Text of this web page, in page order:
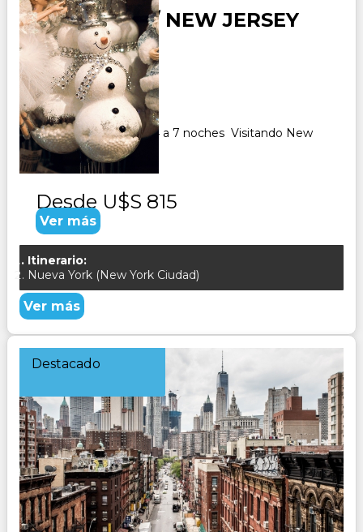
NEW YORK / NEW JERSEY
OFERTA
Duración:
7Días Noches
Paquete Turistico de 4 a 7 noches Visitando New
York
Desde U$S 815
Ver más
Itinerario:
Nueva York (New York Ciudad)
Ver más
Destacado